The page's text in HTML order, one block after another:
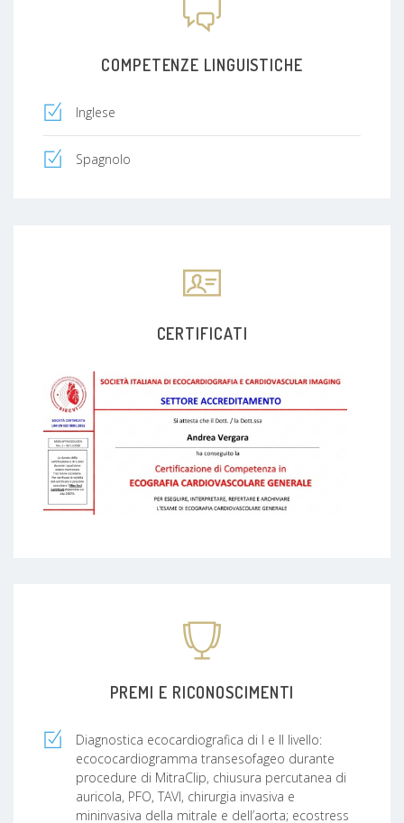
COMPETENZE LINGUISTICHE
Inglese
Spagnolo
CERTIFICATI
PREMI E RICONOSCIMENTI
Diagnostica ecocardiografica di I e II livello:
ecococardiogramma transesofageo durante
procedure di MitraClip, chiusura percutanea di
auricola, PFO, TAVI, chirurgia invasiva e
mininvasiva della mitrale e dell’aorta; ecostress